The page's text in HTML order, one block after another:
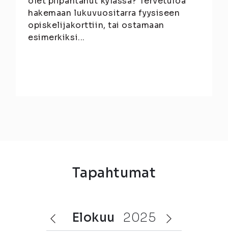
hakemaan lukuvuositarra fyysiseen
opiskelijakorttiin, tai ostamaan
esimerkiksi...
Tapahtumat
elokuu 2025